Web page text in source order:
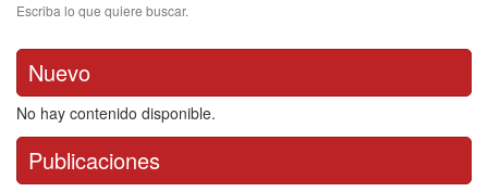
Escriba lo que quiere buscar.
Nuevo
No hay contenido disponible.
Publicaciones